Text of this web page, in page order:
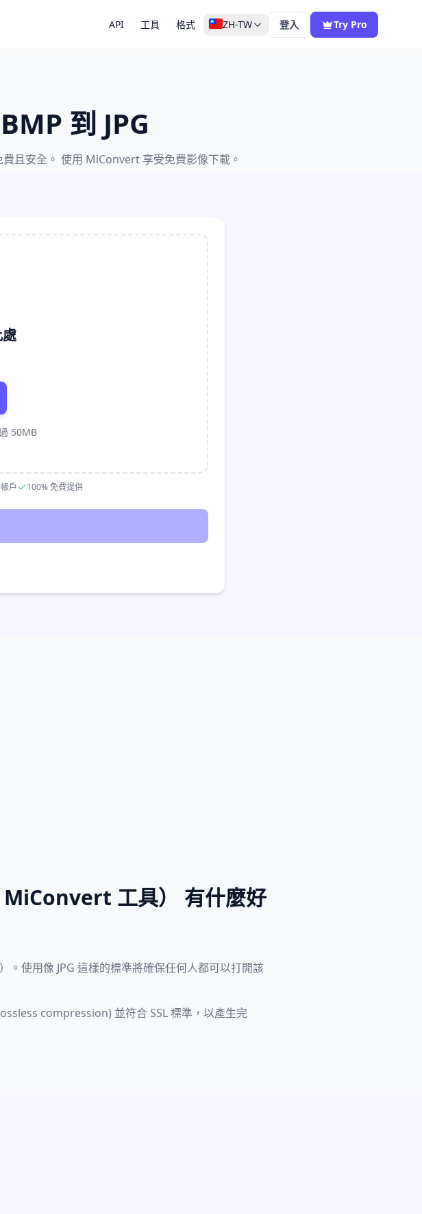
API 工具 格式 ZH-TW 登入 Try Pro
到 JPG
且安全。 使用 MiConvert 享受免費影像下載。
50MB
戶 100% 免費提供
MiConvert 工具） 有什麼好
使用像 JPG 這樣的標準將確保任何人都可以打開該
compression) 並符合 SSL 標準，以產生完